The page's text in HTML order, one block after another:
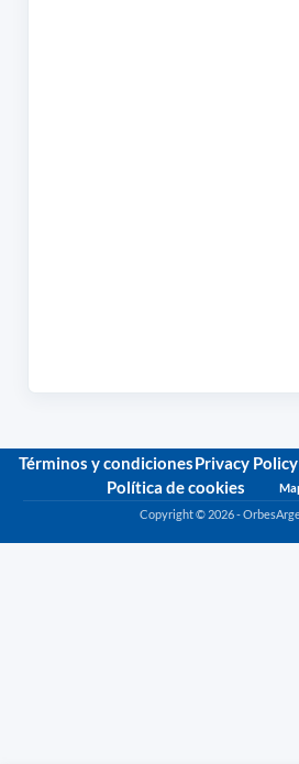
Términos y condicionesPrivacy Policy
Política de cookies
Copyright © 2026 -